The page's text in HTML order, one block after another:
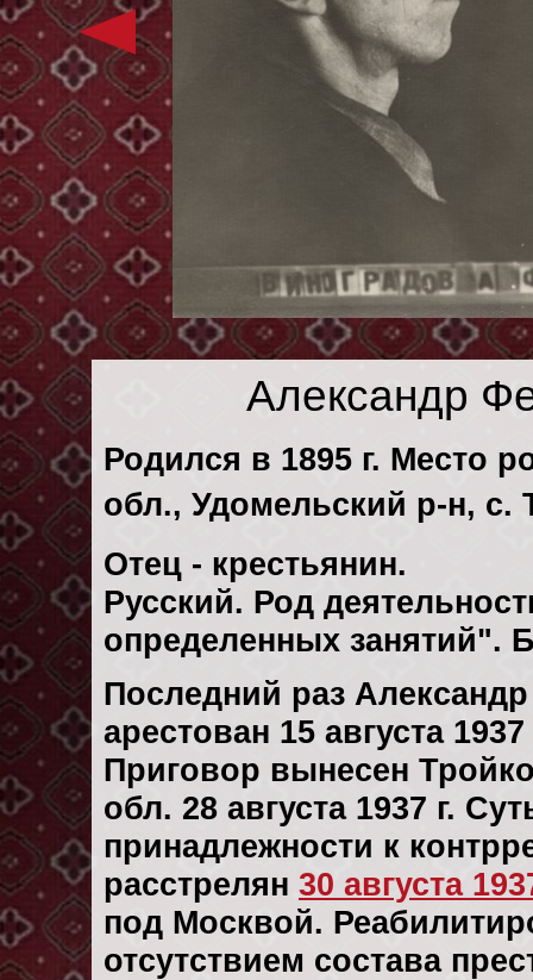
Александр
Родился в 1895 г. Место
обл., Удомельский р-н, с.
Отец - крестьянин.
Русский. Род
определенных занятий".
Последний раз
арестован 15 августа 1937
Приговор вынесен
обл. 28 августа 1937 г.
принадлежности к
расстрелян 30 августа
под Москвой.
отсутствием состава